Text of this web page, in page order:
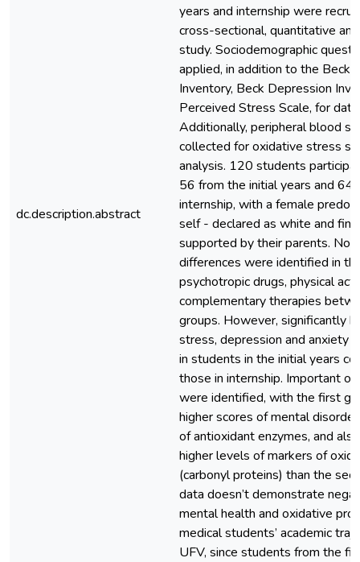
dc.description.abstract
years and internship were
cross-sectional, quantitative
study. Sociodemographic
applied, in addition to the Beck
Inventory, Beck Depression
Perceived Stress Scale, for
Additionally, peripheral blood
collected for oxidative stress
analysis. 120 students
56 from the initial years and 64
internship, with a female
self - declared as white and
supported by their parents. No
differences were identified in
psychotropic drugs, physical
complementary therapies
groups. However, significantly
stress, depression and anxiety
in students in the initial years
those in internship. Important
were identified, with the first
higher scores of mental
of antioxidant enzymes, and
higher levels of markers of
(carbonyl proteins) than the
data doesn’t demonstrate
mental health and oxidative
medical students’ academic
UFV, since students from the